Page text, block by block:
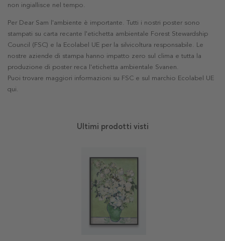
non ingiallisce nel tempo.
Per Dear Sam l'ambiente è importante. Tutti i nostri poster sono
stampati su carta recante l'etichetta ambientale Forest Stewardship
Council (FSC) e la Ecolabel UE per la silvicoltura responsabile. Le
nostre aziende di stampa hanno impatto zero sul clima e tutta la
produzione di poster reca l'etichetta ambientale Svanen.
Puoi trovare maggiori informazioni su FSC e sul marchio Ecolabel UE
qui.
Ultimi prodotti visti